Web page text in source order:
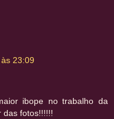
23:09
ibope no trabalho da
das fotos!!!!!!